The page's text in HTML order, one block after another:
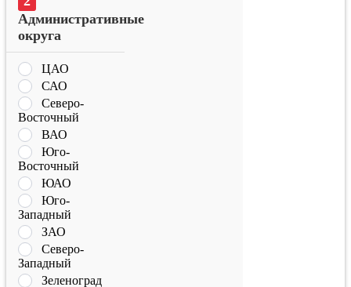
Административные
округа
ЦАО
САО
Северо-
Восточный
ВАО
Юго-
Восточный
ЮАО
Юго-
Западный
ЗАО
Северо-
Западный
Зеленоград